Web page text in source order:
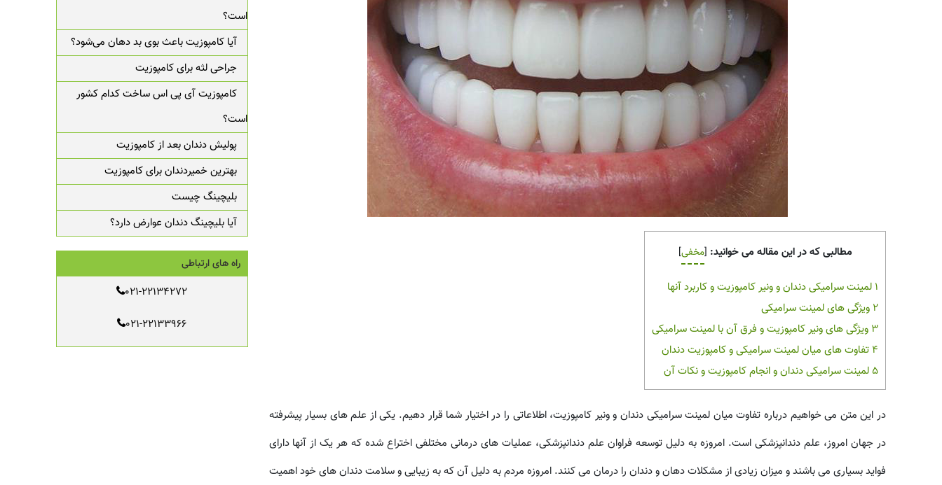
مطالبی که در این مقاله می خوانید: [مخفی]
1 لمینت سرامیکی دندان و ونیر کامپوزیت و کاربرد آنها
2 ویژگی های لمینت سرامیکی
3 ویژگی های ونیر کامپوزیت و فرق آن با لمینت سرامیکی
4 تفاوت های میان لمینت سرامیکی و کامپوزیت دندان
5لمینت سرامیکی دندان و انجام کامپوزیت و نکات آن
در این متن می خواهیم درباره تفاوت میان لمینت سرامیکی دندان و ونیر کامپوزیت، اطلاعاتی را در اختیار شما قرار دهیم. یکی از علم های بسیار پیشرفته
در جهان امروز، علم دندانپزشکی است. امروزه به دلیل توسعه فراوان علم دندانپزشکی، عملیات های درمانی مختلفی اختراع شده که هر یک از آنها دارای
فواید بسیاری می باشند و میزان زیادی از مشکلات دهان و دندان را درمان می کنند. امروزه مردم به دلیل آن که به زیبایی و سلامت دندان های خود اهمیت
است؟
آیا کامپوزیت باعث بوی بد دهان می‌شود؟
جراحی لثه برای کامپوزیت
کامپوزیت آی پی اس ساخت کدام کشور
است؟
پولیش دندان بعد از کامپوزیت
بهترین خمیردندان برای کامپوزیت
بلیچینگ چیست
آیا بلیچینگ دندان عوارض دارد؟
راه های ارتباطی
021-22134272
021-22133966